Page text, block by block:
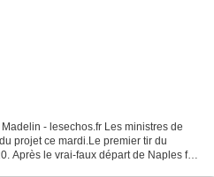
- lesechos.fr Les ministres de
projet ce mardi.Le premier tir du
Après le vrai-faux départ de Naples fin